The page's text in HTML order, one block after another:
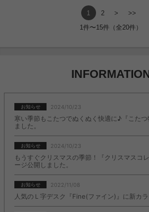
1 2 >
>>
1件〜15件（全20件）
お知らせ 2024/10/23
寒い季節もこたつでぬくぬく快適に♪『こた
ました。
お知らせ 2024/10/23
もうすぐクリスマスの季節！『クリスマスコ
ージ公開しました。
お知らせ 2022/11/08
人気のＬ字デスク『Fine(ファイン)』に新カラ